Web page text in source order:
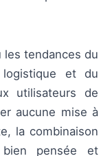
tendances du
et du
utilisateurs de
aucune mise à
la combinaison
bien pensée et